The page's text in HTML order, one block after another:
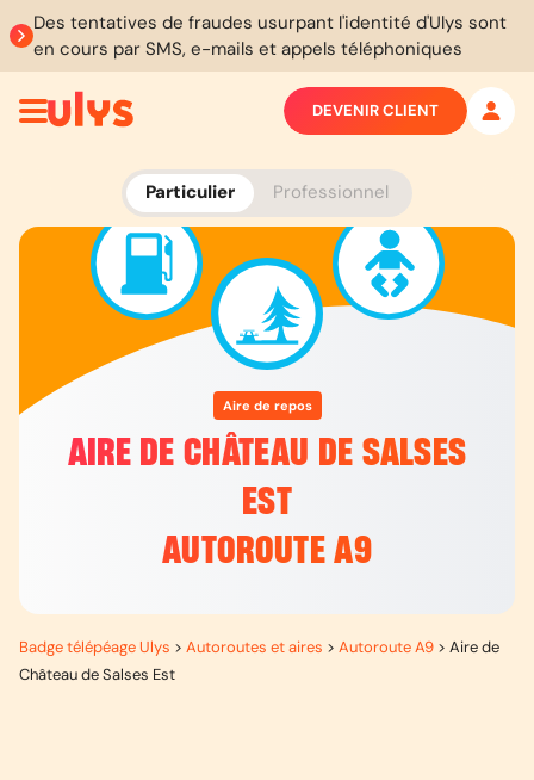
Des tentatives de fraudes usurpant l'identité d'Ulys sont
en cours par SMS, e-mails et appels téléphoniques
Particulier Professionnel
DEVENIR CLIENT
Aire de repos
AIRE DE CHÂTEAU DE SALSES
EST
AUTOROUTE A9
Badge télépéage Ulys > Autoroutes et aires > Autoroute A9 > Aire de
Château de Salses Est